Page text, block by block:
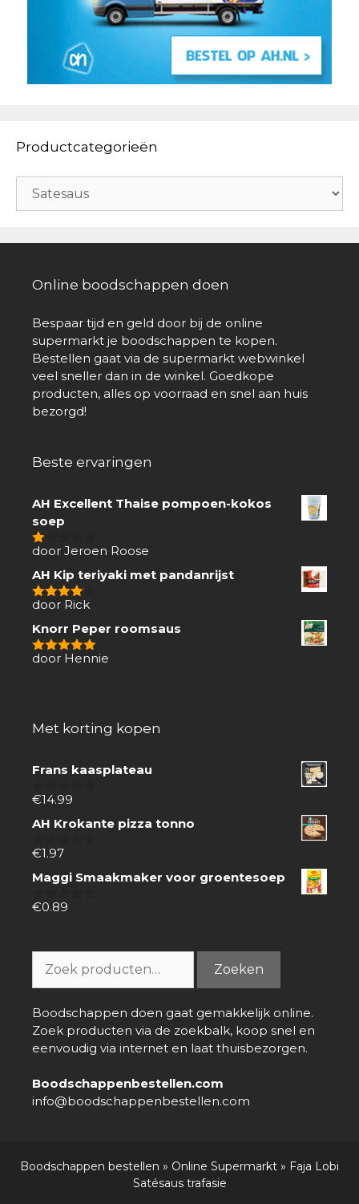
Productcategorieën
Online boodschappen doen
Bespaar tijd en geld door bij de online
supermarkt je boodschappen te kopen.
Bestellen gaat via de supermarkt webwinkel
veel sneller dan in de winkel. Goedkope
producten, alles op voorraad en snel aan huis
bezorgd!
Beste ervaringen
AH Excellent Thaise pompoen-kokos
soep
1
5
door Jeroen Roose
AH Kip teriyaki met pandanrijst
4van 5
door Rick
Knorr Peper roomsaus
5van 5
door Hennie
Met korting kopen
Frans kaasplateau
0
5
€14.99
AH Krokante pizza tonno
0
5
€1.97
Maggi Smaakmaker voor groentesoep
0
€0.89
naar:
Zoeken
Boodschappen doen gaat gemakkelijk online.
Zoek producten via de zoekbalk, koop snel en
eenvoudig via internet en laat thuisbezorgen.
Boodschappenbestellen.com
info@boodschappenbestellen.com
Boodschappen bestellen » Online Supermarkt » Faja Lobi
Satésaus trafasie